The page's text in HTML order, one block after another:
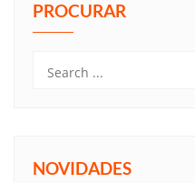
PROCURAR
NOVIDADES